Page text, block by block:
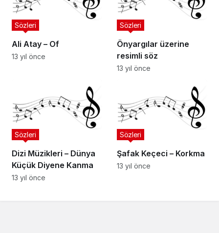
Ali Atay – Of
Sözleri
13 yıl önce
Önyargılar üzerine
resimli söz
Sözleri
13 yıl önce
Dizi Müzikleri – Dünya
Küçük Diyene Kanma
Sözleri
13 yıl önce
Şafak Keçeci – Korkma
Sözleri
13 yıl önce